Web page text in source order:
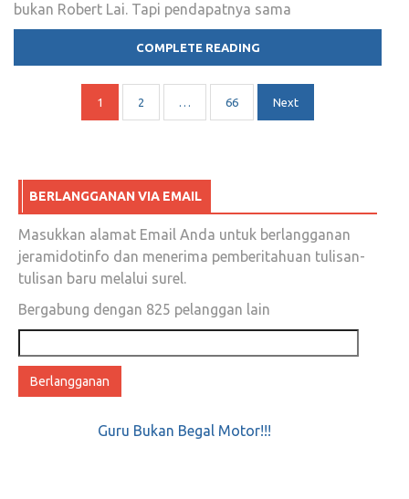
bukan Robert Lai. Tapi pendapatnya sama
COMPLETE READING
1 2 … 66 Next
BERLANGGANAN VIA EMAIL
Masukkan alamat Email Anda untuk berlangganan
jeramidotinfo dan menerima pemberitahuan tulisan-
tulisan baru melalui surel.
Bergabung dengan 825 pelanggan lain
email
Guru Bukan Begal Motor!!!